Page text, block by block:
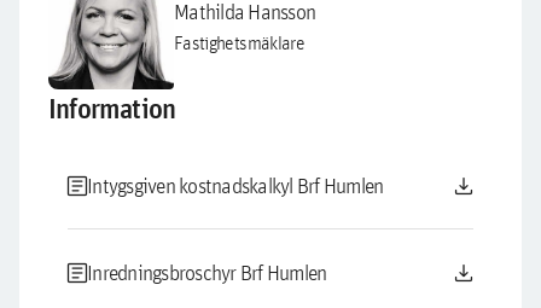
Mathilda Hansson
Fastighetsmäklare
Information
articleIntygsgiven kostnadskalkyl Brf Humlen download
articleInredningsbroschyr Brf Humlen download